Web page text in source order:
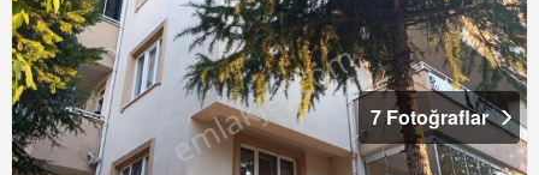
7 Fotoğraflar